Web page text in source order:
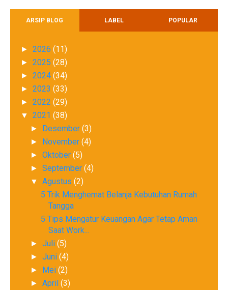
ARSIP BLOG LABEL POPULAR
► 2026 (11)
► 2025 (28)
► 2024 (34)
► 2023 (33)
► 2022 (29)
▼ 2021 (38)
► Desember(3)
► November(4)
►Oktober(5)
►September(4)
▼Agustus(2)
5 Trik Menghemat Belanja Kebutuhan Rumah
Tangga
5 Tips Mengatur Keuangan Agar Tetap Aman
Saat Work...
►Juli(5)
►Juni(4)
► Mei(2)
►April(3)